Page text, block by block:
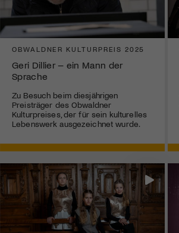
OBWALDNER KULTURPREIS 2025
Geri Dillier – ein Mann der
Sprache
Zu Besuch beim diesjährigen
Preisträger des Obwaldner
Kulturpreises, der für sein kulturelles
Lebenswerk ausgezeichnet wurde.